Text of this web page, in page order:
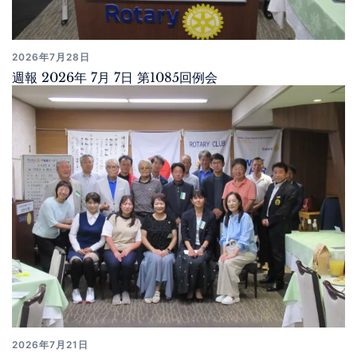
2026年7月28日
週報 2026年 7月 7日 第1085回例会
2026年7月21日